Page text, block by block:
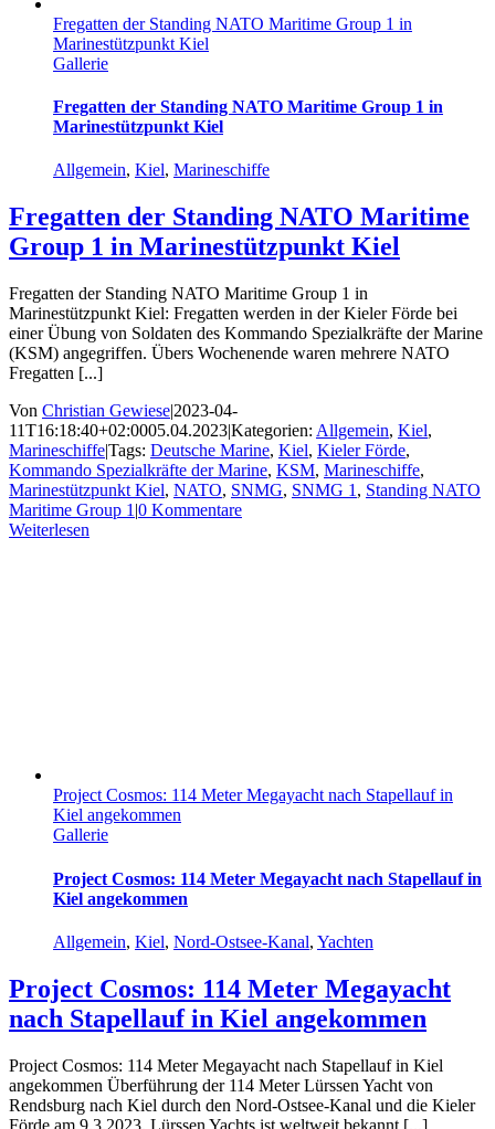
Fregatten der Standing NATO Maritime Group 1 in
Marinestützpunkt Kiel
Gallerie
Fregatten der Standing NATO Maritime Group 1 in
Marinestützpunkt Kiel
Allgemein, Kiel, Marineschiffe
Fregatten der Standing NATO Maritime
Group 1 in Marinestützpunkt Kiel
Fregatten der Standing NATO Maritime Group 1 in
Marinestützpunkt Kiel: Fregatten werden in der Kieler Förde bei
einer Übung von Soldaten des Kommando Spezialkräfte der Marine
(KSM) angegriffen. Übers Wochenende waren mehrere NATO
Fregatten [...]
Von Christian Gewiese|2023-04-
11T16:18:40+02:0005.04.2023|Kategorien: Allgemein, Kiel,
Marineschiffe|Tags: Deutsche Marine, Kiel, Kieler Förde,
Kommando Spezialkräfte der Marine, KSM, Marineschiffe,
Marinestützpunkt Kiel, NATO, SNMG, SNMG 1 , Standing NATO
Maritime Group 1 |0 Kommentare
Weiterlesen
Project Cosmos: 114 Meter Megayacht nach Stapellauf in
Kiel angekommen
Gallerie
Project Cosmos: 114 Meter Megayacht nach Stapellauf in
Kiel angekommen
Allgemein, Kiel, Nord-Ostsee-Kanal, Yachten
Project Cosmos: 114 Meter Megayacht
nach Stapellauf in Kiel angekommen
Project Cosmos: 114 Meter Megayacht nach Stapellauf in Kiel
angekommen Überführung der 114 Meter Lürssen Yacht von
Rendsburg nach Kiel durch den Nord-Ostsee-Kanal und die Kieler
Förde am 9.3.2023. Lürssen Yachts ist weltweit bekannt [...]